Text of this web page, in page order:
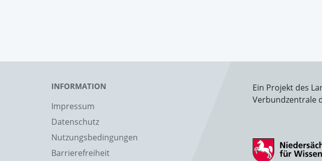
INFORMATION
Impressum
Datenschutz
Nutzungsbedingungen
Barrierefreiheit
Ein Projekt des
Verbundzentrale